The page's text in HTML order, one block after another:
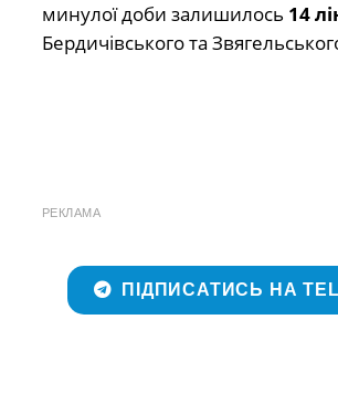
минулої доби залишилось 14
Бердичівського та
РЕКЛАМА
ПІДПИСАТИСЬ НА